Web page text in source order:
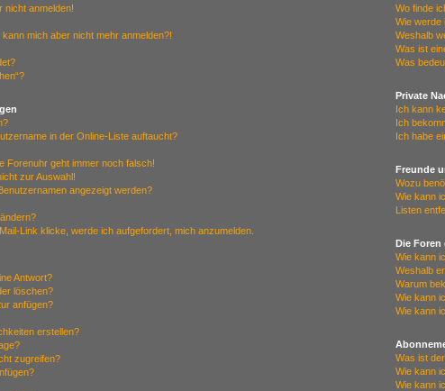
nicht anmelden!
mich aber nicht mehr anmelden?!
in der Online-Liste auftaucht?
Forenuhr geht immer noch falsch!
zur Auswahl!
angezeigt werden?
Link klicke, werde ich aufgefordert, mich anzumelden.
Antwort?
löschen?
anfügen?
erstellen?
zugreifen?
Wo finde
Wie werde
Weshalb
Was ist
Was
Private
Ich kann
Ich
Ich habe
Freunde
Wozu
Wie kann
Listen
Die Foren
Wie kann
Weshalb
Warum
Wie kann
Wie kann
Was ist
Wie kann
Wie kann